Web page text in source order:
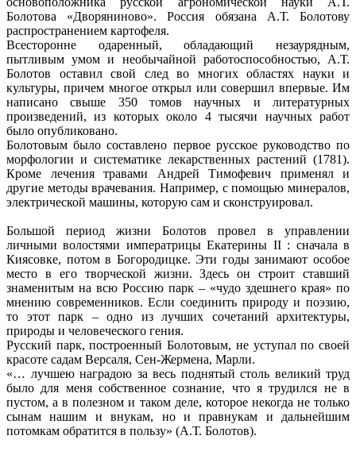
Болотова «Дворяниново». Россия обязана А.Т. Болотову
распространением картофеля.
Всесторонне одаренный, обладающий незаурядным,
пытливым умом и необычайной работоспособностью, А.Т.
Болотов оставил свой след во многих областях науки и
культуры, причем многое открыл или совершил впервые. Им
написано свыше 350 томов научных и литературных
произведений, из которых около 4 тысячи научных работ
было опубликовано.
Болотовым было составлено первое русское руководство по
морфологии и систематике лекарственных растений (1781).
Кроме лечения травами Андрей Тимофевич применял и
другие методы врачевания. Например, с помощью минералов,
электрической машины, которую сам и сконструировал.
Большой период жизни Болотов провел в управлении
личными волостями императрицы Екатерины II : сначала в
Киясовке, потом в Богородицке. Эти годы занимают особое
место в его творческой жизни. Здесь он строит ставший
знаменитым на всю Россию парк – «чудо здешнего края» по
мнению современников. Если соединить природу и поэзию,
то этот парк – одно из лучших сочетаний архитектуры,
природы и человеческого гения.
Русский парк, построенный Болотовым, не уступал по своей
красоте садам Версаля, Сен-Жермена, Марли.
«… лучшею наградою за весь поднятый столь великий труд
было для меня собственное сознание, что я трудился не в
пустом, а в полезном и таком деле, которое некогда не только
сынам нашим и внукам, но и правнукам и дальнейшим
потомкам обратится в пользу» (А.Т. Болотов).